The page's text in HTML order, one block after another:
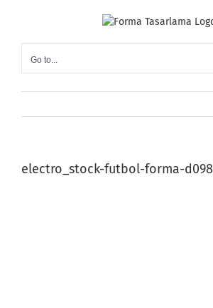
Go to...
electro_stock-futbol-forma-d098